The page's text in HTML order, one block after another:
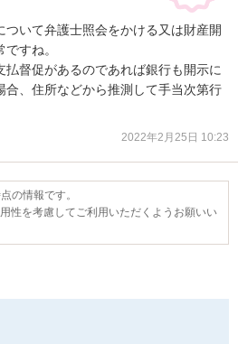
いて弁護士照会をかける又は財産開
すね。
督促があるのであれば銀行も開示に
合、住所などから推測して手当次第行
2022年2月25日 10:23
の情報です。
性を考慮してご利用いただくようお願いい